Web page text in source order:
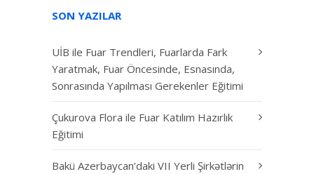
SON YAZILAR
UİB ile Fuar Trendleri, Fuarlarda Fark
Yaratmak, Fuar Öncesinde, Esnasında,
Sonrasında Yapılması Gerekenler Eğitimi
Çukurova Flora ile Fuar Katılım Hazırlık
Eğitimi
Bakü Azerbaycan’daki VII Yerli Şirkətlərin